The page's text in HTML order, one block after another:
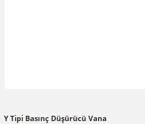
Y Tı̇pı̇ Basınç Düşürücü Vana